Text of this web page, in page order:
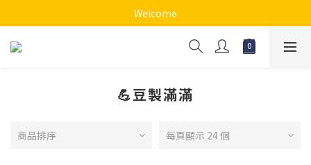
Welcome
💪豆製滿滿
商品排序 每頁顯示 24 個